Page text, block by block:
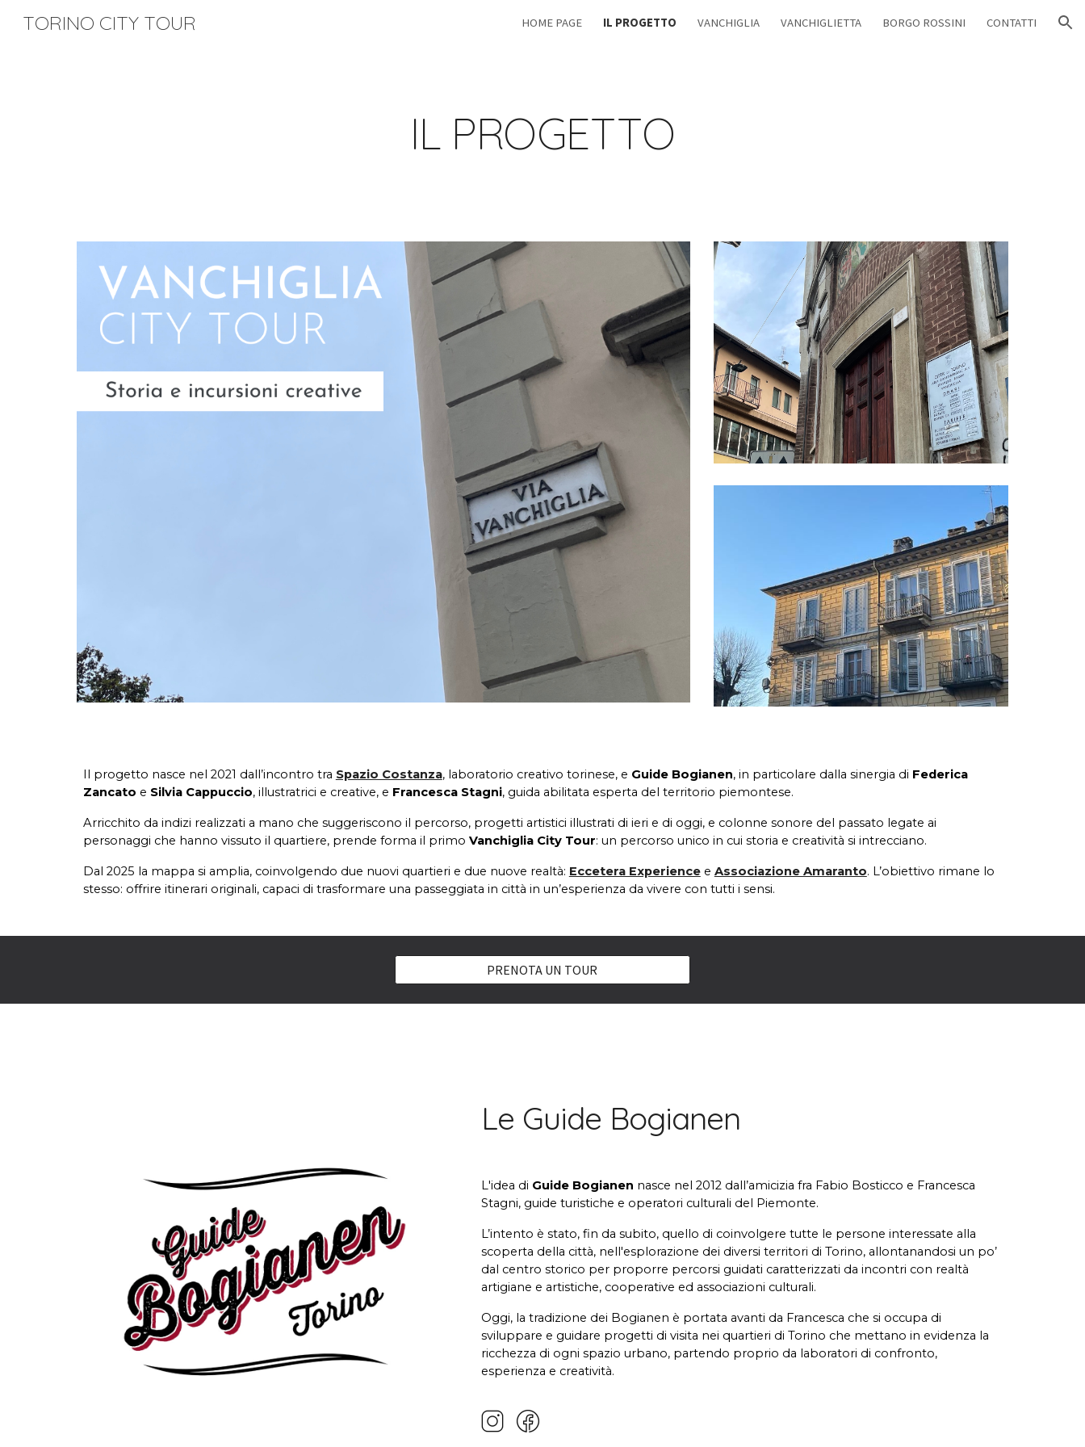
Skip to navigation
TORINO CITY TOUR HOME PAGE IL PROGETTO VANCHIGLIA VANCHIGLIETTA BORGO ROSSINI CONTATTI
IL PROGETTO
Il progetto nasce nel 2021 dall’incontro tra Spazio Costanza, laboratorio creativo torinese, e Guide Bogianen, in particolare dalla sinergia di Federica
Zancato e Silvia Cappuccio, illustratrici e creative, e Francesca Stagni, guida abilitata esperta del territorio piemontese.
Arricchito da indizi realizzati a mano che suggeriscono il percorso, progetti artistici illustrati di ieri e di oggi, e colonne sonore del passato legate ai
personaggi che hanno vissuto il quartiere, prende forma il primo Vanchiglia City Tour: un percorso unico in cui storia e creatività si intrecciano.
Dal 2025 la mappa si amplia, coinvolgendo due nuovi quartieri e due nuove realtà: Eccetera Experiencee Associazione Amaranto. L’obiettivo rimane lo
stesso: offrire itinerari originali, capaci di trasformare una passeggiata in città in un’esperienza da vivere con tutti i sensi.
PRENOTA UN TOUR
Le Guide Bogianen
L'idea di Guide Bogianen nasce nel 2012 dall’amicizia fra Fabio Bosticco e Francesca
Stagni, guide turistiche e operatori culturali del Piemonte.
L’intento è stato, fin da subito, quello di coinvolgeretutte le persone interessate alla
scoperta della città, nell'esplorazione dei diversi territori di Torino, allontanandosi un po’
dal centro storico per proporre percorsi guidati caratterizzati da incontri con realtà
artigiane e artistiche, cooperative ed associazioni culturali.
Oggi, la tradizione dei Bogianen è portata avanti da Francesca che si occupa di
sviluppare e guidare progetti di visita nei quartieri di Torino che mettano in evidenza la
ricchezza di ogni spazio urbano, partendo proprio da laboratori di confronto,
esperienza e creatività.